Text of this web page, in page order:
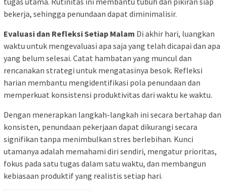
bekerja, sehingga penundaan dapat diminimalisir.
Evaluasi dan Refleksi Setiap Malam Di akhir hari, luangkan
waktu untuk mengevaluasi apa saja yang telah dicapai dan apa
yang belum selesai. Catat hambatan yang muncul dan
rencanakan strategi untuk mengatasinya besok. Refleksi
harian membantu mengidentifikasi pola penundaan dan
memperkuat konsistensi produktivitas dari waktu ke waktu.
Dengan menerapkan langkah-langkah ini secara bertahap dan
konsisten, penundaan pekerjaan dapat dikurangi secara
signifikan tanpa menimbulkan stres berlebihan. Kunci
utamanya adalah memahami diri sendiri, mengatur prioritas,
fokus pada satu tugas dalam satu waktu, dan membangun
kebiasaan produktif yang realistis setiap hari.